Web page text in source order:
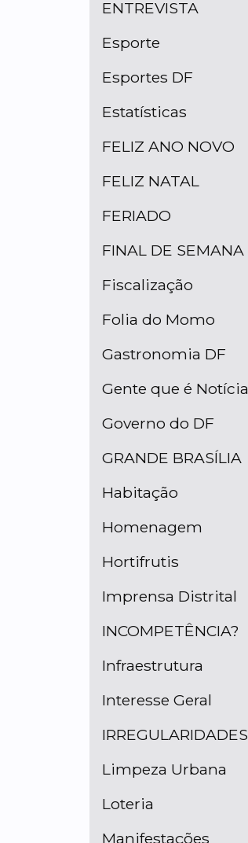
ENTREVISTA
Esporte
Esportes DF
Estatísticas
FELIZ ANO NOVO
FELIZ NATAL
FERIADO
FINAL DE SEMANA
Fiscalização
Folia do Momo
Gastronomia DF
Gente que é Notícia
Governo do DF
GRANDE BRASÍLIA
Habitação
Homenagem
Hortifrutis
Imprensa Distrital
INCOMPETÊNCIA?
Infraestrutura
Interesse Geral
IRREGULARIDADES
Limpeza Urbana
Loteria
Manifestações